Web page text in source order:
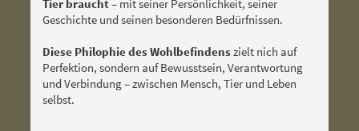
Tier braucht– mit seiner Persönlichkeit, seiner
Geschichte und seinen besonderen Bedürfnissen.
Diese Philophie des Wohlbefindenszielt nich auf
Perfektion, sondern auf Bewusstsein, Verantwortung
und Verbindung – zwischen Mensch, Tier und Leben
selbst.